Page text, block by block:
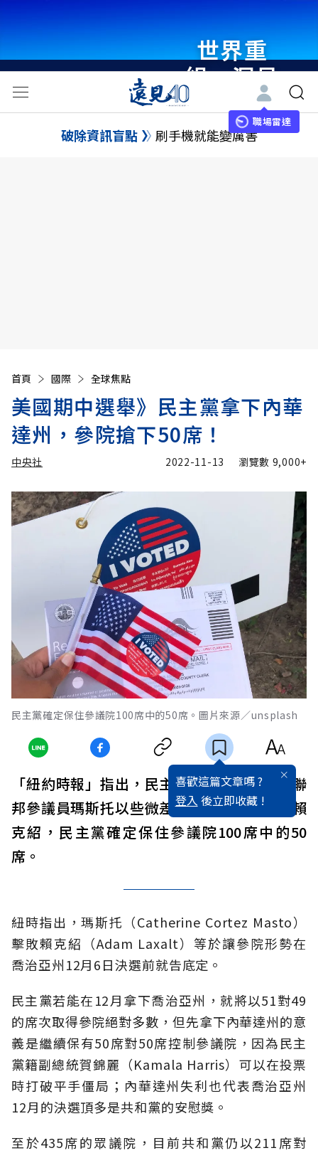
世界重
組・洞見
未來 與
世界領袖
職場雷達
破除資訊盲點 刷手機就能變厲害
首頁 國際 全球焦點
美國期中選舉》民主黨拿下內華
達州，參院搶下50席！
中央社 2022-11-13 瀏覽數 9,000+
民主黨確定保住參議院100席中的50席。圖片來源／unsplash
喜歡這篇文章嗎 ?
登入 後立即收藏 !
「紐約時報」指出，民主黨籍現任內華達州聯
邦參議員瑪斯托以些微差距擊敗共和黨對手賴
克紹，民主黨確定保住參議院100席中的50
席。
紐時指出，瑪斯托（Catherine Cortez Masto）
擊敗賴克紹（Adam Laxalt）等於讓參院形勢在
喬治亞州12月6日決選前就告底定。
民主黨若能在12月拿下喬治亞州，就將以51對49
的席次取得參院絕對多數，但先拿下內華達州的意
義是繼續保有50席對50席控制參議院，因為民主
黨籍副總統賀錦麗（Kamala Harris）可以在投票
時打破平手僵局；內華達州失利也代表喬治亞州
12月的決選頂多是共和黨的安慰獎。
至於435席的眾議院，目前共和黨仍以211席對